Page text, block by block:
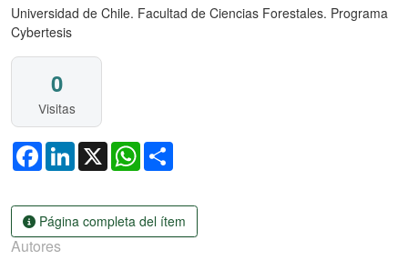
Universidad de Chile. Facultad de Ciencias Forestales. Programa
Cybertesis
0
Visitas
FacebookLinkedIn
X WhatsApp
Página completa del ítem
Autores